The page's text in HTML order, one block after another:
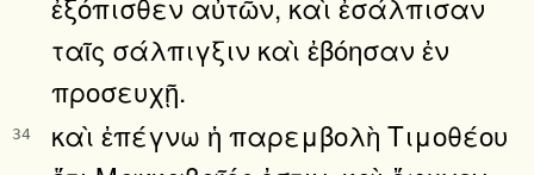
ταῖς σάλπιγξιν καὶ ἐβόησαν ἐν
προσευχῇ.
34
καὶ ἐπέγνω ἡ παρεμβολὴ Τιμοθέου